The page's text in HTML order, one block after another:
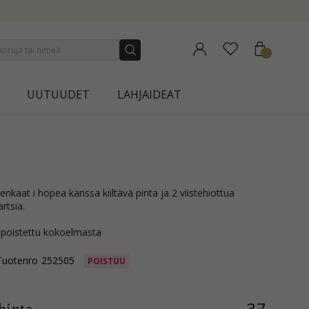
UUTUUDET LAHJAIDEAT
poistettu kokoelmasta
252505 POISTUU